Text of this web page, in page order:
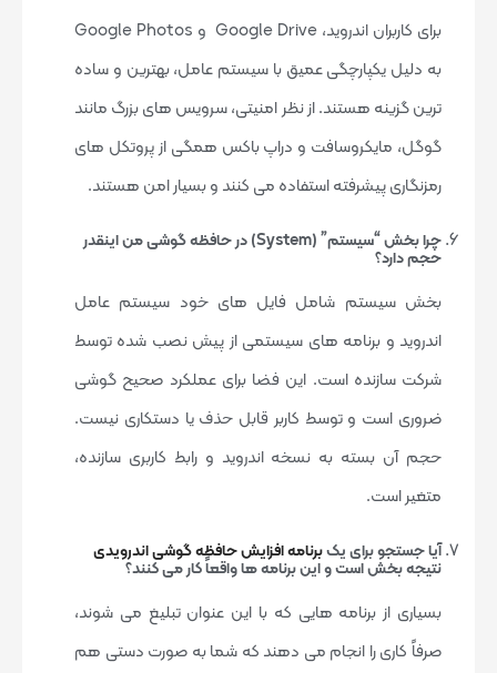
برای کاربران اندروید، Google Drive و Google Photos
به دلیل یکپارچگی عمیق با سیستم عامل، بهترین و ساده
ترین گزینه هستند. از نظر امنیتی، سرویس های بزرگ مانند
گوگل، مایکروسافت و دراپ باکس همگی از پروتکل های
رمزنگاری پیشرفته استفاده می کنند و بسیار امن هستند.
چرا بخش “سیستم” (System) در حافظه گوشی من اینقدر
حجم دارد؟
بخش سیستم شامل فایل های خود سیستم عامل
اندروید و برنامه های سیستمی از پیش نصب شده توسط
شرکت سازنده است. این فضا برای عملکرد صحیح گوشی
ضروری است و توسط کاربر قابل حذف یا دستکاری نیست.
حجم آن بسته به نسخه اندروید و رابط کاربری سازنده،
متغیر است.
آیا جستجو برای یکبرنامه افزایش حافظه گوشی اندرویدی
نتیجه بخش است و این برنامه ها واقعاً کار می کنند؟
بسیاری از برنامه هایی که با این عنوان تبلیغ می شوند،
صرفاً کاری را انجام می دهند که شما به صورت دستی هم